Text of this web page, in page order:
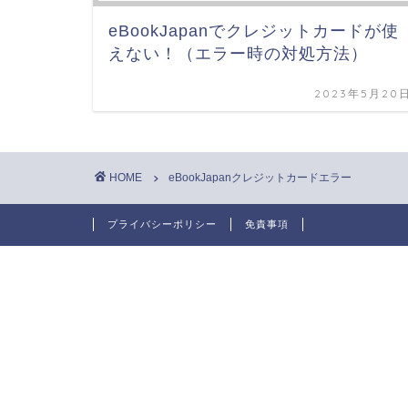
eBookJapanでクレジットカードが使
えない！（エラー時の対処方法）
2023年5月20
HOME eBookJapanクレジットカードエラー
プライバシーポリシー 免責事項